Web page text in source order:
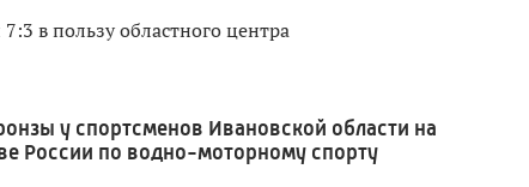
в пользу областного центра
у спортсменов Ивановской области на
России по водно-моторному спорту